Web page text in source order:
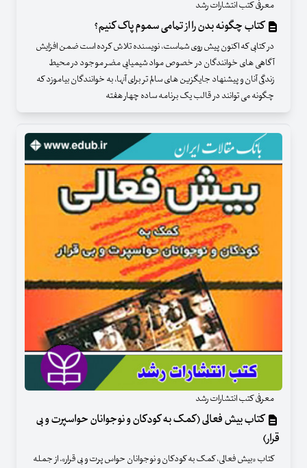
معرفی کتب انتشارات رشد
کتاب چگونه بدن را از تمامی سموم پاک کنیم؟
در کتابی که اکنون پیش روی شماست، نویسنده تلاش کرده است ضمن افزایش
آگاهی های خوانندگان در خصوص مواد شیمیایی مضر موجود در محیط
زندگی آنان و پیشنهاد جایگزین های سالم تر برای آنها، به خوانندگان بیاموزد که
چگونه می توانند در قالب یک برنامه ساده چهار هفته
معرفی کتب انتشارات رشد
کتاب بیش فعالی (کمک به کودکان و نوجوانان حواسپرت و بی
قرار)
کتاب «بیش فعالی، کمک به کودکان و نوجوانان حواس پرت و بی قرار». از جمله